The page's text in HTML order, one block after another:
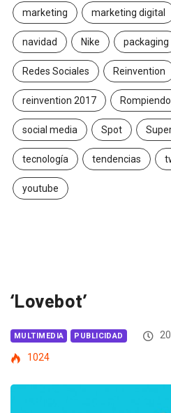
marketing marketing digital
navidad Nike packaging
Redes Sociales Reinvention
reinvention 2017
social media Spot
tecnología tendencias
youtube
‘Lovebot’
MULTIMEDIA PUBLICIDAD
1024